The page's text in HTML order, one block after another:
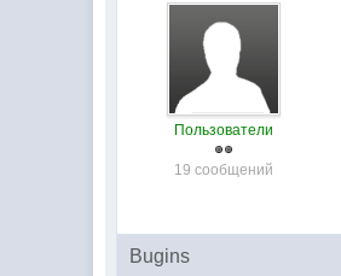
Пользователи
19 сообщений
Bugins